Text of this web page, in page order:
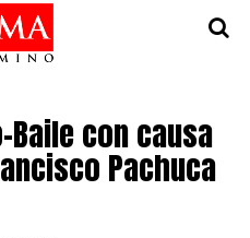
con causa
Pachuca